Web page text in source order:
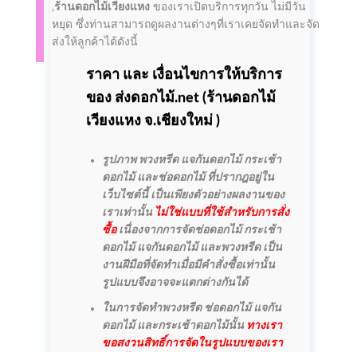
,ร้านดอกไม้เวียงแหงของเราเปิดบริการทุกวัน ไม่มีวัน
หยุด ซึ่งท่านสามารถดูผลงานต่างๆที่เราเคยจัดทำและจัด
ส่งให้ลูกค้าได้ดังนี้
ราคา และ เงื่อนไขการให้บริการ
ของ ส่งดอกไม้.net (ร้านดอกไม้
เวียงแหง จ.เชียงใหม่ )
รูปภาพ พวงหรีด แจกันดอกไม้ กระเช้า
ดอกไม้ และช่อดอกไม้ ที่ปรากฎอยู่ใน
เว็บไซต์นี้ เป็นเพียงตัวอย่างผลงานของ
เราเท่านั้น ไม่ใช่แบบที่ใช้สำหรับการสั่ง
ซื้อเนื่องจากการจัดช่อดอกไม้ กระเช้า
ดอกไม้ แจกันดอกไม้ และพวงหรีด เป็น
งานฝีมือที่จัดทำเมื่อมีคำสั่งซื้อเท่านั้น
รูปแบบจึงอาจจะแตกต่างกันได้
ในการจัดทำพวงหรีด ช่อดอกไม้ แจกัน
ดอกไม้ และกระเช้าดอกไม้นั้น ทางเรา
ขอสงวนสิทธิ์การจัดในรูปแบบของเรา